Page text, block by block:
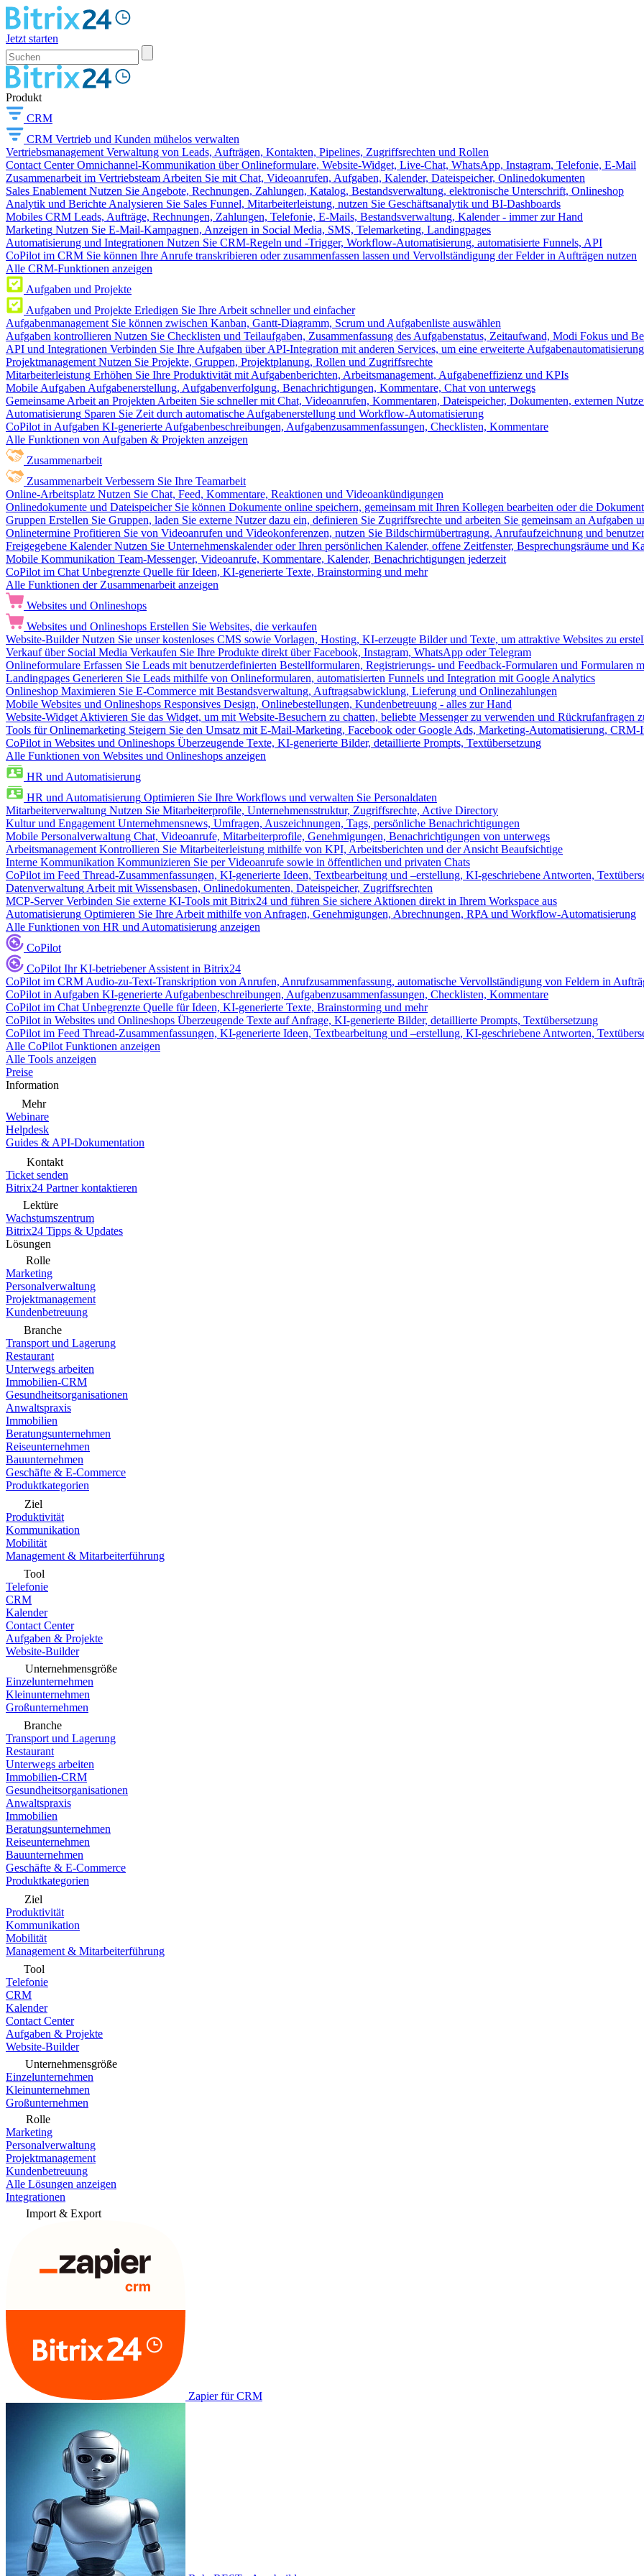
Jetzt starten
Produkt
CRM
CRM Vertrieb und Kunden mühelos verwalten
Vertriebsmanagement Verwaltung von Leads, Aufträgen, Kontakten, Pipelines, Zugriffsrechten und Rollen
Contact Center Omnichannel-Kommunikation über Onlineformulare, Website-Widget, Live-Chat, WhatsApp, Instagram, Telefonie, E-Mail
Zusammenarbeit im Vertriebsteam Arbeiten Sie mit Chat, Videoanrufen, Aufgaben, Kalender, Dateispeicher, Onlinedokumenten
Sales Enablement Nutzen Sie Angebote, Rechnungen, Zahlungen, Katalog, Bestandsverwaltung, elektronische Unterschrift, Onlineshop
Analytik und Berichte Analysieren Sie Sales Funnel, Mitarbeiterleistung, nutzen Sie Geschäftsanalytik und BI-Dashboards
Mobiles CRM Leads, Aufträge, Rechnungen, Zahlungen, Telefonie, E-Mails, Bestandsverwaltung, Kalender - immer zur Hand
Marketing Nutzen Sie E-Mail-Kampagnen, Anzeigen in Social Media, SMS, Telemarketing, Landingpages
Automatisierung und Integrationen Nutzen Sie CRM-Regeln und -Trigger, Workflow-Automatisierung, automatisierte Funnels, API
CoPilot im CRM Sie können Ihre Anrufe transkribieren oder zusammenfassen lassen und Vervollständigung der Felder in Aufträgen nutzen
Alle CRM-Funktionen anzeigen
Aufgaben und Projekte
Aufgaben und Projekte Erledigen Sie Ihre Arbeit schneller und einfacher
Aufgabenmanagement Sie können zwischen Kanban, Gantt-Diagramm, Scrum und Aufgabenliste auswählen
Aufgaben kontrollieren Nutzen Sie Checklisten und Teilaufgaben, Zusammenfassung des Aufgabenstatus, Zeitaufwand, Modi Fokus und
API und Integrationen Verbinden Sie Ihre Aufgaben über API-Integration mit anderen Services, um eine erweiterte
Projektmanagement Nutzen Sie Projekte, Gruppen, Projektplanung, Rollen und Zugriffsrechte
Mitarbeiterleistung Erhöhen Sie Ihre Produktivität mit Aufgabenberichten, Arbeitsmanagement, Aufgabeneffizienz und KPIs
Mobile Aufgaben Aufgabenerstellung, Aufgabenverfolgung, Benachrichtigungen, Kommentare, Chat von unterwegs
Gemeinsame Arbeit an Projekten Arbeiten Sie schneller mit Chat, Videoanrufen, Kommentaren, Dateispeicher, Dokumenten, externen
Automatisierung Sparen Sie Zeit durch automatische Aufgabenerstellung und Workflow-Automatisierung
CoPilot in Aufgaben KI-generierte Aufgabenbeschreibungen, Aufgabenzusammenfassungen, Checklisten, Kommentare
Alle Funktionen von Aufgaben & Projekten anzeigen
Zusammenarbeit
Zusammenarbeit Verbessern Sie Ihre Teamarbeit
Online-Arbeitsplatz Nutzen Sie Chat, Feed, Kommentare, Reaktionen und Videoankündigungen
Onlinedokumente und Dateispeicher Sie können Dokumente online speichern, gemeinsam mit Ihren Kollegen bearbeiten oder die
Gruppen Erstellen Sie Gruppen, laden Sie externe Nutzer dazu ein, definieren Sie Zugriffsrechte und arbeiten Sie gemeinsam an Aufgaben
Onlinetermine Profitieren Sie von Videoanrufen und Videokonferenzen, nutzen Sie Bildschirmübertragung, Anrufaufzeichnung und
Freigegebene Kalender Nutzen Sie Unternehmenskalender oder Ihren persönlichen Kalender, offene Zeitfenster, Besprechungsräume und
Mobile Kommunikation Team-Messenger, Videoanrufe, Kommentare, Kalender, Benachrichtigungen jederzeit
CoPilot im Chat Unbegrenzte Quelle für Ideen, KI-generierte Texte, Brainstorming und mehr
Alle Funktionen der Zusammenarbeit anzeigen
Websites und Onlineshops
Websites und Onlineshops Erstellen Sie Websites, die verkaufen
Website-Builder Nutzen Sie unser kostenloses CMS sowie Vorlagen, Hosting, KI-erzeugte Bilder und Texte, um attraktive Websites zu
Verkauf über Social Media Verkaufen Sie Ihre Produkte direkt über Facebook, Instagram, WhatsApp oder Telegram
Onlineformulare Erfassen Sie Leads mit benutzerdefinierten Bestellformularen, Registrierungs- und Feedback-Formularen und Formularen
Landingpages Generieren Sie Leads mithilfe von Onlineformularen, automatisierten Funnels und Integration mit Google Analytics
Onlineshop Maximieren Sie E-Commerce mit Bestandsverwaltung, Auftragsabwicklung, Lieferung und Onlinezahlungen
Mobile Websites und Onlineshops Responsives Design, Onlinebestellungen, Kundenbetreuung - alles zur Hand
Website-Widget Aktivieren Sie das Widget, um mit Website-Besuchern zu chatten, beliebte Messenger zu verwenden und Rückrufanfragen
Tools für Onlinemarketing Steigern Sie den Umsatz mit E-Mail-Marketing, Facebook oder Google Ads, Marketing-Automatisierung, CRM-
CoPilot in Websites und Onlineshops Überzeugende Texte, KI-generierte Bilder, detaillierte Prompts, Textübersetzung
Alle Funktionen von Websites und Onlineshops anzeigen
HR und Automatisierung
HR und Automatisierung Optimieren Sie Ihre Workflows und verwalten Sie Personaldaten
Mitarbeiterverwaltung Nutzen Sie Mitarbeiterprofile, Unternehmensstruktur, Zugriffsrechte, Active Directory
Kultur und Engagement Unternehmensnews, Umfragen, Auszeichnungen, Tags, persönliche Benachrichtigungen
Mobile Personalverwaltung Chat, Videoanrufe, Mitarbeiterprofile, Genehmigungen, Benachrichtigungen von unterwegs
Arbeitsmanagement Kontrollieren Sie Mitarbeiterleistung mithilfe von KPI, Arbeitsberichten und der Ansicht Beaufsichtige
Interne Kommunikation Kommunizieren Sie per Videoanrufe sowie in öffentlichen und privaten Chats
CoPilot im Feed Thread-Zusammenfassungen, KI-generierte Ideen, Textbearbeitung und –erstellung, KI-geschriebene Antworten,
Datenverwaltung Arbeit mit Wissensbasen, Onlinedokumenten, Dateispeicher, Zugriffsrechten
MCP-Server Verbinden Sie externe KI-Tools mit Bitrix24 und führen Sie sichere Aktionen direkt in Ihrem Workspace aus
Automatisierung Optimieren Sie Ihre Arbeit mithilfe von Anfragen, Genehmigungen, Abrechnungen, RPA und Workflow-Automatisierung
Alle Funktionen von HR und Automatisierung anzeigen
CoPilot
CoPilot Ihr KI-betriebener Assistent in Bitrix24
CoPilot im CRM Audio-zu-Text-Transkription von Anrufen, Anrufzusammenfassung, automatische Vervollständigung von Feldern in
CoPilot in Aufgaben KI-generierte Aufgabenbeschreibungen, Aufgabenzusammenfassungen, Checklisten, Kommentare
CoPilot im Chat Unbegrenzte Quelle für Ideen, KI-generierte Texte, Brainstorming und mehr
CoPilot in Websites und Onlineshops Überzeugende Texte auf Anfrage, KI-generierte Bilder, detaillierte Prompts, Textübersetzung
CoPilot im Feed Thread-Zusammenfassungen, KI-generierte Ideen, Textbearbeitung und –erstellung, KI-geschriebene Antworten,
Alle CoPilot Funktionen anzeigen
Alle Tools anzeigen
Preise
Information
Mehr
Webinare
Helpdesk
Guides & API-Dokumentation
Kontakt
Ticket senden
Bitrix24 Partner kontaktieren
Lektüre
Wachstumszentrum
Bitrix24 Tipps & Updates
Lösungen
Rolle
Marketing
Personalverwaltung
Projektmanagement
Kundenbetreuung
Branche
Transport und Lagerung
Restaurant
Unterwegs arbeiten
Immobilien-CRM
Gesundheitsorganisationen
Anwaltspraxis
Immobilien
Beratungsunternehmen
Reiseunternehmen
Bauunternehmen
Geschäfte & E-Commerce
Produktkategorien
Ziel
Produktivität
Kommunikation
Mobilität
Management & Mitarbeiterführung
Tool
Telefonie
CRM
Kalender
Contact Center
Aufgaben & Projekte
Website-Builder
Unternehmensgröße
Einzelunternehmen
Kleinunternehmen
Großunternehmen
Branche
Transport und Lagerung
Restaurant
Unterwegs arbeiten
Immobilien-CRM
Gesundheitsorganisationen
Anwaltspraxis
Immobilien
Beratungsunternehmen
Reiseunternehmen
Bauunternehmen
Geschäfte & E-Commerce
Produktkategorien
Ziel
Produktivität
Kommunikation
Mobilität
Management & Mitarbeiterführung
Tool
Telefonie
CRM
Kalender
Contact Center
Aufgaben & Projekte
Website-Builder
Unternehmensgröße
Einzelunternehmen
Kleinunternehmen
Großunternehmen
Rolle
Marketing
Personalverwaltung
Projektmanagement
Kundenbetreuung
Alle Lösungen anzeigen
Integrationen
Import & Export
Zapier für CRM